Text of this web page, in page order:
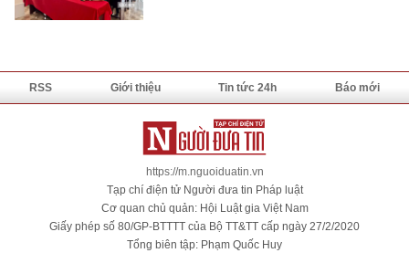
RSS Giới thiệu Tin tức 24h Báo mới
https://m.nguoiduatin.vn
Tạp chí điện tử Người đưa tin Pháp luật
Cơ quan chủ quản: Hội Luật gia Việt Nam
Giấy phép số 80/GP-BTTTT của Bộ TT&TT cấp ngày 27/2/2020
Tổng biên tập: Phạm Quốc Huy